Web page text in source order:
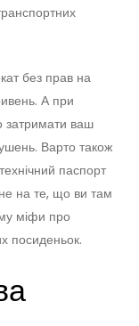
без прав на
А при
затримати ваш
Варто також
паспорт
на те, що ви там
міфи про
посиденьок.